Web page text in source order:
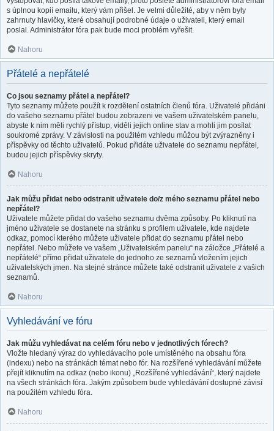
s úplnou kopií emailu, který vám přišel. Je velmi důležité, aby v něm byly
zahrnuty hlavičky, které obsahují podrobné údaje o uživateli, který email
poslal. Administrátor fóra pak bude moci problém vyřešit.
Nahoru
Přátelé a nepřátelé
Co jsou seznamy přátel a nepřátel?
Tyto seznamy můžete použít k rozdělení ostatních členů fóra. Uživatelé přidáni
do vašeho seznamu přátel budou zobrazeni ve vašem uživatelském panelu,
abyste k nim měli rychlý přístup, viděli jejich online stav a mohli jim posílat
soukromé zprávy. V závislosti na použitém vzhledu můžou být zvýrazněny i
příspěvky od těchto uživatelů. Pokud přidáte uživatele do seznamu nepřátel,
budou jejich příspěvky skryty.
Nahoru
Jak můžu přidat nebo odstranit uživatele do/z mého seznamu přátel nebo
nepřátel?
Uživatele můžete přidat do vašeho seznamu dvěma způsoby. Po kliknutí na
jméno uživatele se dostanete na stránku s profilem uživatele, kde najdete
odkaz, pomocí kterého můžete uživatele přidat do seznamu přátel nebo
nepřátel. Nebo můžete ve vašem „Uživatelském panelu“ na záložce „Přátelé a
nepřátelé“ přímo přidat uživatele do jednoho ze seznamů vložením jejich
uživatelských jmen. Na stejné stránce můžete také odstranit uživatele z vašich
seznamů.
Nahoru
Vyhledávání ve fóru
Jak můžu vyhledávat na celém fóru nebo v jednotlivých fórech?
Vložte hledaný výraz do vyhledávacího pole umístěného na obsahu fóra
(indexu) nebo na stránkách témat nebo fór. Na rozšířené vyhledávání můžete
přejít kliknutím na odkaz (nebo ikonu) „Rozšířené vyhledávání“, který najdete
na všech stránkách fóra. Jakým způsobem bude vyhledávání dostupné závisí
na použitém vzhledu fóra.
Nahoru